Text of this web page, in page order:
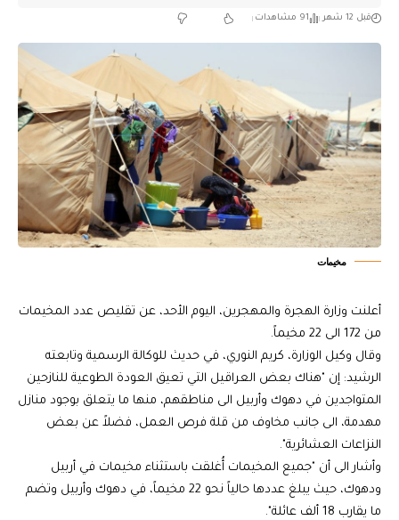
قبل 12 شهر 91 مشاهدات
مخيمات
أعلنت وزارة الهجرة والمهجرين، اليوم الأحد، عن تقليص عدد المخيمات
من 172 الى 22 مخيماً.
وقال وكيل الوزارة، كريم النوري، في حديث للوكالة الرسمية وتابعته
الرشيد: إن "هناك بعض العراقيل التي تعيق العودة الطوعية للنازحين
المتواجدين في دهوك وأربيل الى مناطقهم، منها ما يتعلق بوجود منازل
مهدمة، الى جانب مخاوف من قلة فرص العمل، فضلاً عن بعض
النزاعات العشائرية".
وأشار الى أن "جميع المخيمات أُغلقت باستثناء مخيمات في أربيل
ودهوك، حيث يبلغ عددها حالياً نحو 22 مخيماً، في دهوك وأربيل وتضم
ما يقارب 18 ألف عائلة".